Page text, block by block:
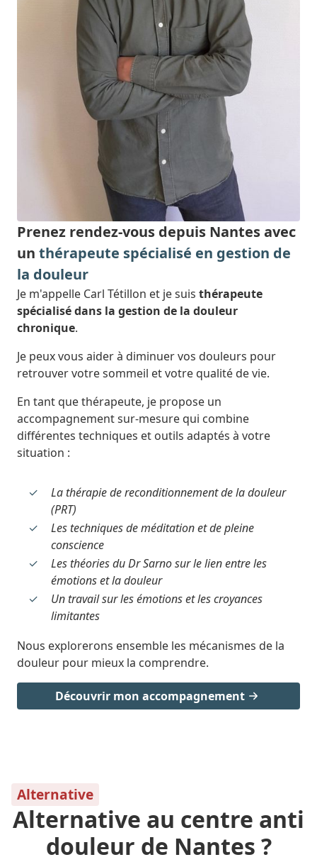
Prenez rendez-vous depuis Nantes avec
un thérapeute spécialisé en gestion de
la douleur
Je m'appelle Carl Tétillon et je suis thérapeute
spécialisé dans la gestion de la douleur
chronique.
Je peux vous aider à diminuer vos douleurs pour
retrouver votre sommeil et votre qualité de vie.
En tant que thérapeute, je propose un
accompagnement sur-mesure qui combine
différentes techniques et outils adaptés à votre
situation :
La thérapie de reconditionnement de la douleur
(PRT)
Les techniques de méditation et de pleine
conscience
Les théories du Dr Sarno sur le lien entre les
émotions et la douleur
Un travail sur les émotions et les croyances
limitantes
Nous explorerons ensemble les mécanismes de la
douleur pour mieux la comprendre.
Découvrir mon accompagnement
Alternative
Alternative au centre anti
douleur de Nantes ?